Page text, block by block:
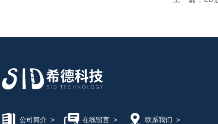
公司简介 > 在线留言> 联系我们 >